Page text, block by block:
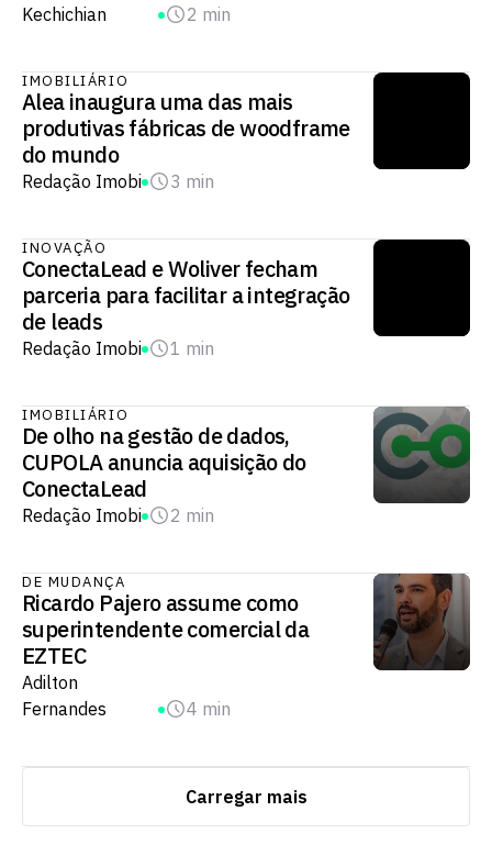
Kechichian
2 min
IMOBILIÁRIO
Alea inaugura uma das mais
produtivas fábricas de woodframe
do mundo
Redação Imobi 3 min
INOVAÇÃO
ConectaLead e Woliver fecham
parceria para facilitar a integração
de leads
Redação Imobi 1 min
IMOBILIÁRIO
De olho na gestão de dados,
CUPOLA anuncia aquisição do
ConectaLead
Redação Imobi 2 min
DE MUDANÇA
Ricardo Pajero assume como
superintendente comercial da
EZTEC
Adilton
Fernandes
4 min
Carregar mais